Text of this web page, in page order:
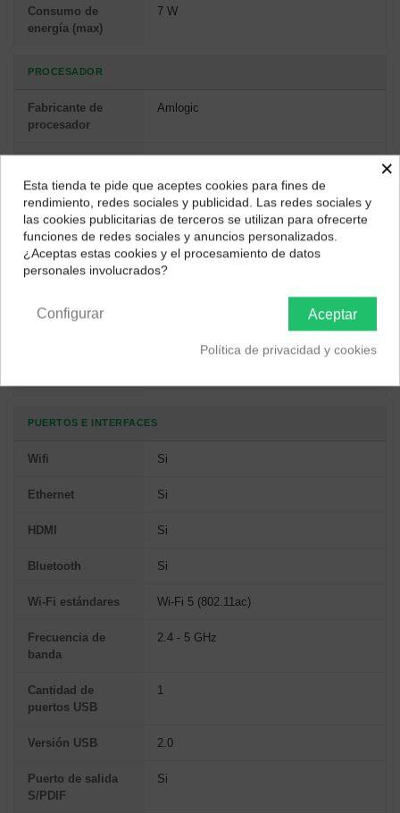
Consumo de
energía (max)
7 W
PROCESADOR
Fabricante de
procesador
Amlogic
Frecuencia del
2 GHz
Número de
núcleos de
procesador
PUERTOS E INTERFACES
Wifi Si
Ethernet Si
HDMI Si
Bluetooth Si
Wi-Fi estándares Wi-Fi 5 (802.11ac)
Frecuencia de
banda
2.4 - 5 GHz
Cantidad de
puertos USB
1
Versión USB 2.0
Puerto de salida
S/PDIF
Si
¿Dónde deseas recibir tu pedido?
Selecciona tu ubicación para mostrarte los precios e
impuestos correctos para tu región.
×
Esta tienda te pide que aceptes cookies para fines de
rendimiento, redes sociales y publicidad. Las redes sociales y
las cookies publicitarias de terceros se utilizan para ofrecerte
funciones de redes sociales y anuncios personalizados.
¿Aceptas estas cookies y el procesamiento de datos
personales involucrados?
Aceptar
Configurar
Política de privacidad y cookies